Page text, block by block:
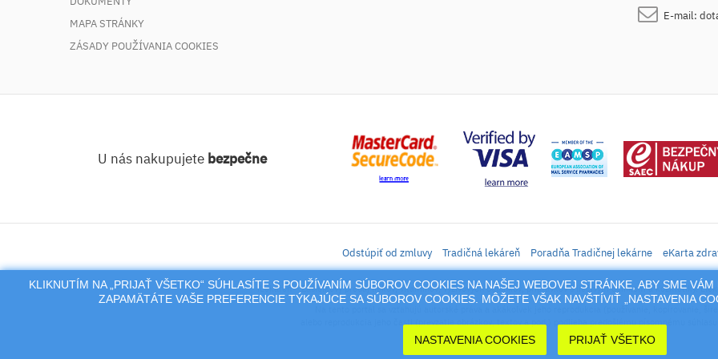
MAPA STRÁNKY
ZÁSADY POUŽÍVANIA COOKIES
E-mail:
KLIKNUTÍM NA „PRIJAŤ VŠETKO“ SÚHLASÍTE S POUŽÍVANÍM SÚBOROV COOKIES NA NAŠEJ WEBOVEJ STRÁNKE, ABY SME
ZAPAMÄTÁTE VAŠE PREFERENCIE TÝKAJÚCE SA SÚBOROV COOKIES. MÔŽETE VŠAK NAVŠTÍVIŤ „NASTAVENIA
NASTAVENIA COOKIES PRIJAŤ VŠETKO
U nás nakupujete bezpečne
Odstúpiť od zmluvy Tradičná lekáreň Poradňa Tradičnej lekárne eKarta
iLekáreň – Zásielkový predaj liekov, vitamínov, výživových doplnkov, prípravkov s liečivým účinkom a kozmetiky.
alebo reprodukcia jeho časti (prevzatie obrázkov, textov a pod.) podlieha predošlému písomnému súhlasu